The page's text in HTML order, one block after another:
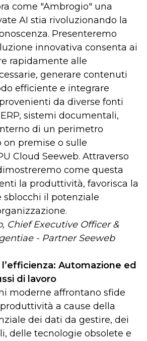
come "Ambrogio" una
AI stia rivoluzionando la
Presenteremo
innovativa consenta ai
rapidamente alle
generare contenuti
efficiente e integrare
da diverse fonti
sistemi documentali,
di un perimetro
on premise o sulle
Cloud Seeweb. Attraverso
come questa
la produttività, favorisca la
sblocchi il potenziale
Chief Executive Officer &
- Partner Seeweb
Automazione ed
di lavoro
moderne affrontano sfide
a cause della
dei dati da gestire, dei
delle tecnologie obsolete e